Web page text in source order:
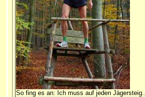
So fing es an: Ich muss auf jeden Jägersteig...